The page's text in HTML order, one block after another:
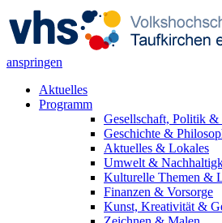
anspringen
Aktuelles
Programm
Gesellschaft, Politik &
Geschichte &
Aktuelles & Lokales
Umwelt &
Kulturelle Themen &
Finanzen & Vorsorge
Kunst, Kreativität &